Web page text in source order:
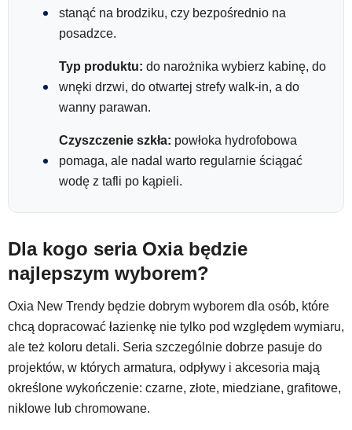
stanąć na brodziku, czy bezpośrednio na
posadzce.
Typ produktu: do narożnika wybierz kabinę, do
wnęki drzwi, do otwartej strefy walk-in, a do
wanny parawan.
Czyszczenie szkła: powłoka hydrofobowa
pomaga, ale nadal warto regularnie ściągać
wodę z tafli po kąpieli.
Dla kogo seria Oxia będzie
najlepszym wyborem?
Oxia New Trendy będzie dobrym wyborem dla osób, które
chcą dopracować łazienkę nie tylko pod względem wymiaru,
ale też koloru detali. Seria szczególnie dobrze pasuje do
projektów, w których armatura, odpływy i akcesoria mają
określone wykończenie: czarne, złote, miedziane, grafitowe,
niklowe lub chromowane.